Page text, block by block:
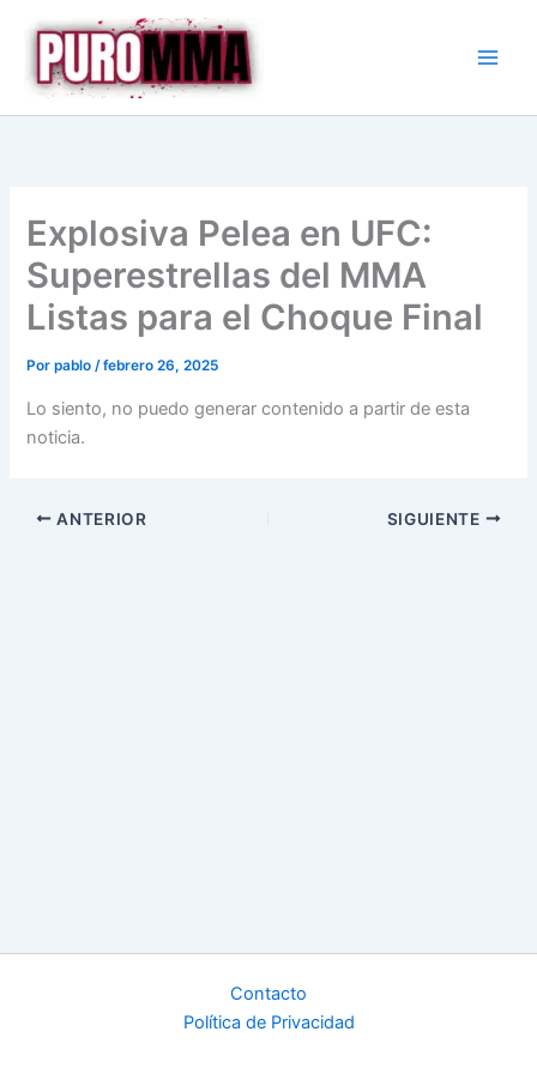
contenido
Explosiva Pelea en UFC:
Superestrellas del MMA
Listas para el Choque Final
Porpablo/febrero 26, 2025
Lo siento, no puedo generar contenido a partir de esta
noticia.
ANTERIOR SIGUIENTE
Contacto
Política de Privacidad